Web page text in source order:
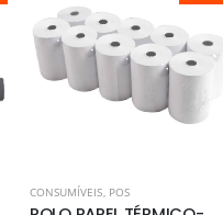
CONSUMÍVEIS POS